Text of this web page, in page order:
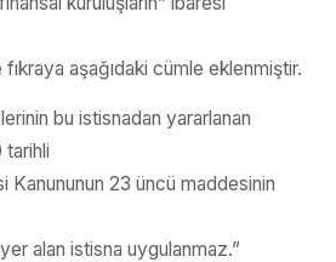
aşağıdaki cümle eklenmiştir.
bu istisnadan yararlanan
tarihli
Kanununun 23 üncü maddesinin
alan istisna uygulanmaz.”